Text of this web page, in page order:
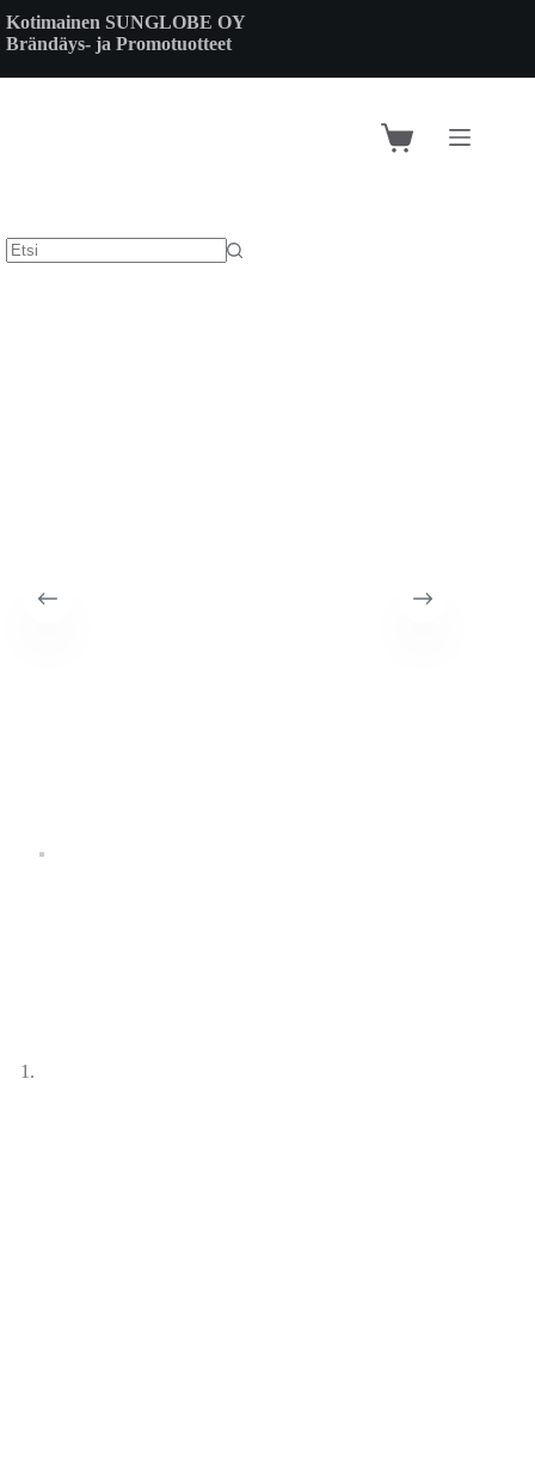
to
content
Kotimainen SUNGLOBE OY
Brändäys- ja Promotuotteet
Shopping